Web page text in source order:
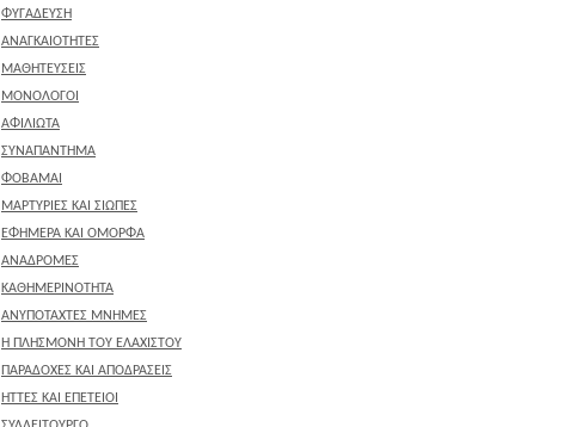
ΦΥΓΑΔΕΥΣΗ
ΑΝΑΓΚΑΙΟΤΗΤΕΣ
ΜΑΘΗΤΕΥΣΕΙΣ
ΜΟΝΟΛΟΓΟΙ
ΑΦΙΛΙΩΤΑ
ΣΥΝΑΠΑΝΤΗΜΑ
ΦΟΒΑΜΑΙ
ΜΑΡΤΥΡΙΕΣ ΚΑΙ ΣΙΩΠΕΣ
ΕΦΗΜΕΡΑ ΚΑΙ ΟΜΟΡΦΑ
ΑΝΑΔΡΟΜΕΣ
ΚΑΘΗΜΕΡΙΝΟΤΗΤΑ
ΑΝΥΠΟΤΑΧΤΕΣ ΜΝΗΜΕΣ
Η ΠΛΗΣΜΟΝΗ ΤΟΥ ΕΛΑΧΙΣΤΟΥ
ΠΑΡΑΔΟΧΕΣ ΚΑΙ ΑΠΟΔΡΑΣΕΙΣ
ΗΤΤΕΣ ΚΑΙ ΕΠΕΤΕΙΟΙ